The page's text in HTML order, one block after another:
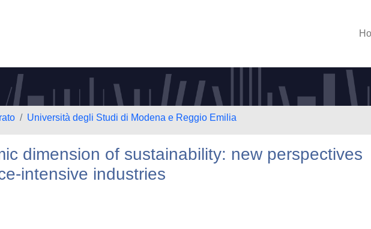
Università degli Studi di Modena e Reggio Emilia
dimension of sustainability: new perspectives
intensive industries